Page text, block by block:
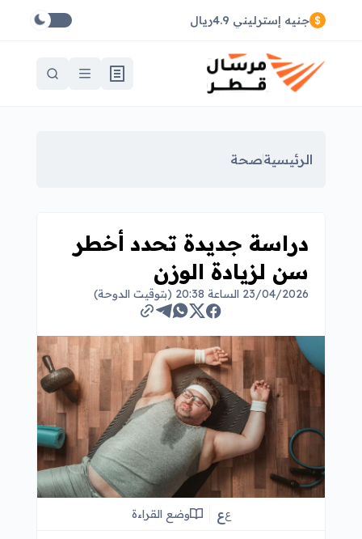
جنيه إسترليني 4.9ريال
الرئيسيةصحة
دراسة جديدة تحدد أخطر
سن لزيادة الوزن
23/04/2026 الساعة 20:38 (بتوقيت الدوحة)
عع وضع القراءة